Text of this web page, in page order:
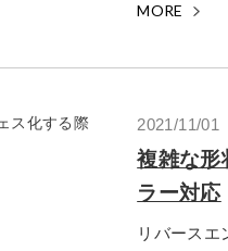
MORE
2021/11/01
複雑な形
ラー対応
リバースエ